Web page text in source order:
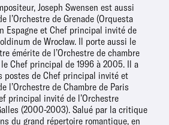
Joseph Swensen est aussi
l’Orchestre de Grenade (Orquesta
Espagne et Chef principal invité de
de Wrocław. Il porte aussi le
émérite de l’Orchestre de chambre
Chef principal de 1996 à 2005. Il a
postes de Chef principal invité et
l’Orchestre de Chambre de Paris
principal invité de l’Orchestre
(2000-2003). Salué par la critique
du grand répertoire romantique, en